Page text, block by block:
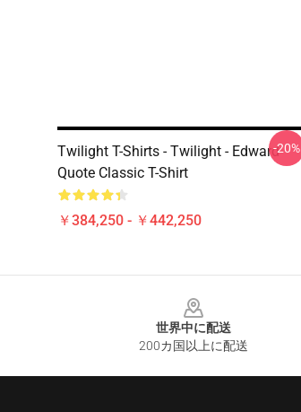
Twilight T-Shirts - Twilight - Edward
Quote Classic T-Shirt
￥384,250 - ￥442,250
-20%
世界中に配送
200カ国以上に配送